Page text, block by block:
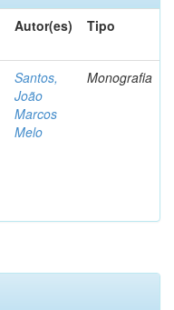
Autor(es) Tipo
Santos,
João
Marcos
Melo
Monografia